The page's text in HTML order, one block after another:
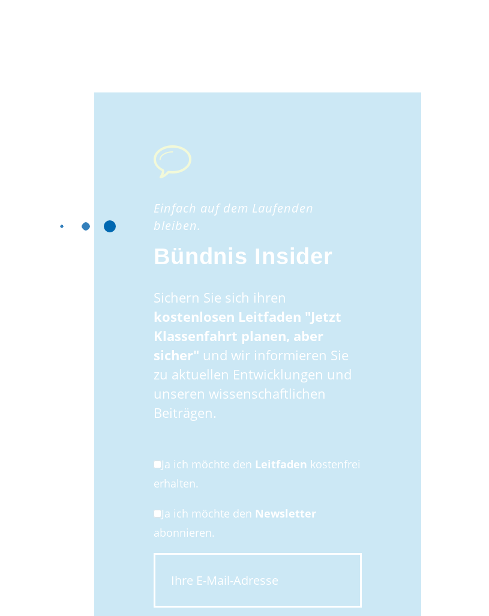
Einfach auf dem Laufenden
bleiben.
Bündnis Insider
Sichern Sie sich ihren
kostenlosen Leitfaden "Jetzt
Klassenfahrt planen, aber
sicher" und wir informieren Sie
zu aktuellen Entwicklungen und
unseren wissenschaftlichen
Beiträgen.
Ja ich möchte den Leitfaden kostenfrei
erhalten.
Ja ich möchte den Newsletter
abonnieren.